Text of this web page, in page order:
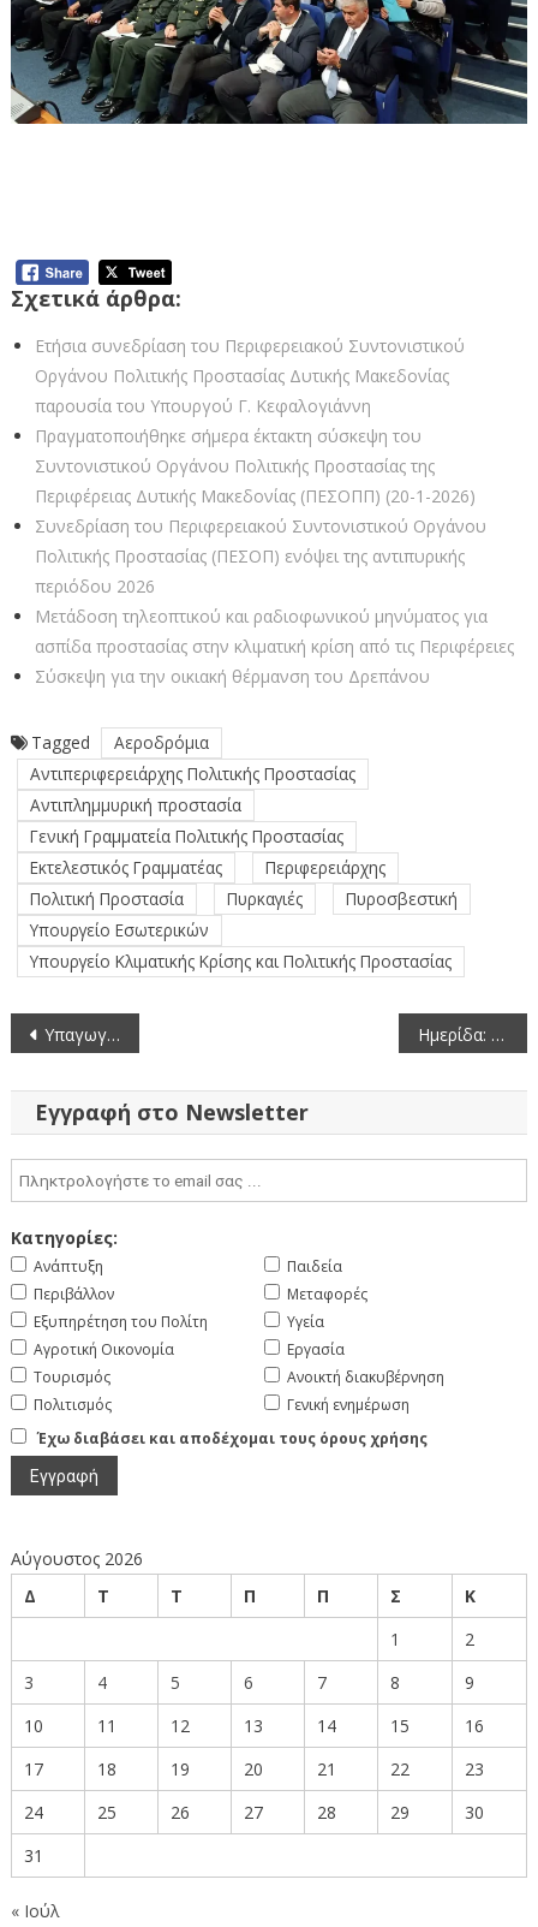
Σχετικά άρθρα:
Ετήσια συνεδρίαση του Περιφερειακού Συντονιστικού
Οργάνου Πολιτικής Προστασίας Δυτικής Μακεδονίας
παρουσία του Υπουργού Γ. Κεφαλογιάννη
Πραγματοποιήθηκε σήμερα έκτακτη σύσκεψη του
Συντονιστικού Οργάνου Πολιτικής Προστασίας της
Περιφέρειας Δυτικής Μακεδονίας (ΠΕΣΟΠΠ) (20-1-2026)
Συνεδρίαση του Περιφερειακού Συντονιστικού Οργάνου
Πολιτικής Προστασίας (ΠΕΣΟΠ) ενόψει της αντιπυρικής
περιόδου 2026
Μετάδοση τηλεοπτικού και ραδιοφωνικού μηνύματος για
ασπίδα προστασίας στην κλιματική κρίση από τις Περιφέρειες
Σύσκεψη για την οικιακή θέρμανση του Δρεπάνου
Tagged
Αεροδρόμια
Αντιπεριφερειάρχης Πολιτικής Προστασίας
Αντιπλημμυρική προστασία
Γενική Γραμματεία Πολιτικής Προστασίας
Εκτελεστικός Γραμματέας
Περιφερειάρχης
Πολιτική Προστασία
Πυρκαγιές
Πυροσβεστική
Υπουργείο Εσωτερικών
Υπουργείο Κλιματικής Κρίσης και Πολιτικής Προστασίας
Πλοήγηση
άρθρων
Υπαγωγή σε Πρότυπες Περιβαλλοντικές Δεσμεύσεις του έργου: Μεμονωμένος Σταθμός Αποθήκευσης Ηλεκτροχημικής Αποθήκευσης Ηλεκτρικής Ενέργειας μέγιστης ισχύος έγχυσης 24MW Ημερίδα: Τεχνητή Νοημοσύνη, Περιβάλλον & Φυσικές Καταστροφές
Εγγραφή στο Newsletter
Κατηγορίες:
Ανάπτυξη
Περιβάλλον
Εξυπηρέτηση του Πολίτη
Αγροτική Οικονομία
Τουρισμός
Πολιτισμός
Παιδεία
Μεταφορές
Υγεία
Εργασία
Ανοικτή διακυβέρνηση
Γενική ενημέρωση
Έχω διαβάσει και αποδέχομαι τους όρους χρήσης
Αύγουστος 2026
Δ
Τ Τ Π Π Σ
Κ
1
2
3
4 5 6 7 8
9
10
11 12 13 14 15
16
17
18 19 20 21 22
23
24
25 26 27 28 29
30
31
« Ιούλ